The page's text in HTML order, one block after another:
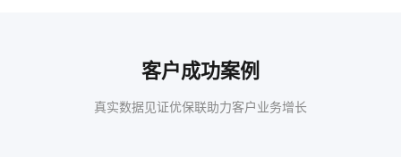
客户成功案例
真实数据见证优保联助力客户业务增长